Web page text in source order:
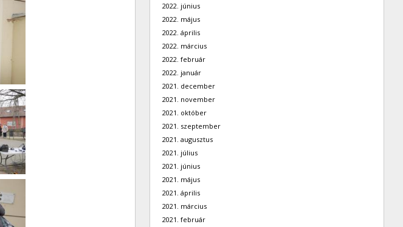
2022. június
2022. május
2022. április
2022. március
2022. február
2022. január
2021. december
2021. november
2021. október
2021. szeptember
2021. augusztus
2021. július
2021. június
2021. május
2021. április
2021. március
2021. február